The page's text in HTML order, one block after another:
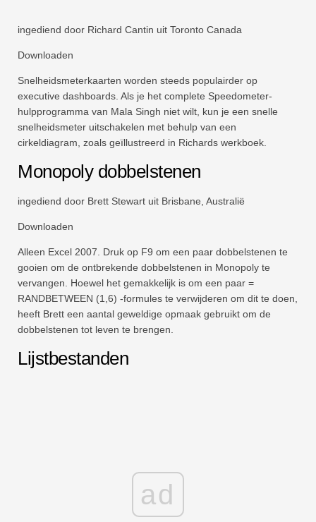
ingediend door Richard Cantin uit Toronto Canada
Downloaden
Snelheidsmeterkaarten worden steeds populairder op
executive dashboards. Als je het complete Speedometer-
hulpprogramma van Mala Singh niet wilt, kun je een snelle
snelheidsmeter uitschakelen met behulp van een
cirkeldiagram, zoals geïllustreerd in Richards werkboek.
Monopoly dobbelstenen
ingediend door Brett Stewart uit Brisbane, Australië
Downloaden
Alleen Excel 2007. Druk op F9 om een ​​paar dobbelstenen te
gooien om de ontbrekende dobbelstenen in Monopoly te
vervangen. Hoewel het gemakkelijk is om een ​​paar =
RANDBETWEEN (1,6) -formules te verwijderen om dit te doen,
heeft Brett een aantal geweldige opmaak gebruikt om de
dobbelstenen tot leven te brengen.
Lijstbestanden
ad